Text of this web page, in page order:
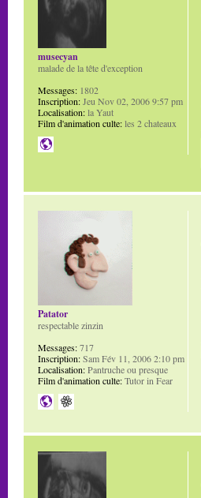
musecyan
malade de la tête d'exception
Messages: 1802
Inscription:Jeu Nov 02, 2006 9:57 pm
Localisation:la Yaut
Film d'animation culte:les 2 chateaux
Patator
respectable zinzin
Messages:717
Inscription:Sam Fév 11, 2006 2:10 pm
Localisation:Pantruche ou presque
Film d'animation culte:Tutor in Fear